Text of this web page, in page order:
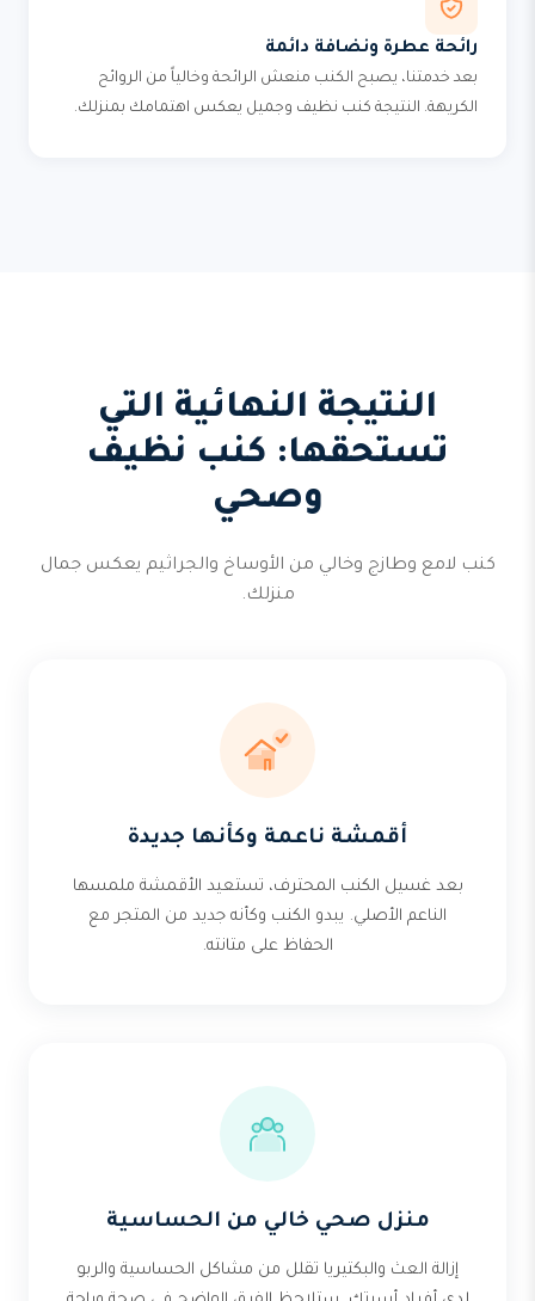
رائحة عطرة ونضافة دائمة
بعد خدمتنا، يصبح الكنب منعش الرائحة وخالياً من الروائح
الكريهة. النتيجة كنب نظيف وجميل يعكس اهتمامك بمنزلك.
النتيجة النهائية التي
تستحقها: كنب نظيف
وصحي
كنب لامع وطازج وخالي من الأوساخ والجراثيم يعكس جمال
منزلك.
أقمشة ناعمة وكأنها جديدة
بعد غسيل الكنب المحترف، تستعيد الأقمشة ملمسها
الناعم الأصلي. يبدو الكنب وكأنه جديد من المتجر مع
الحفاظ على متانته.
منزل صحي خالي من الحساسية
إزالة العث والبكتيريا تقلل من مشاكل الحساسية والربو